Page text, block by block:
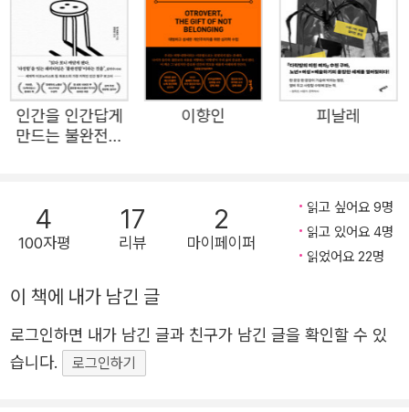
르포르타주 작가로서 독자를 감응시켜왔다. 그가 작가의 덕
목으로 ‘듣는 신체’를 각인하고 이를 공감의 이야기로 풀어
내는 겸손한 인터뷰어가 되어 다시 돌아왔다. 일하는 사람이
덜 죽고 덜 다치는 세상을 위한 전태일의료센터 건립 캠페인
의 일환으로 <시사인>에 2024년부터 1년 6개월간 연재한
평범한 사람을 주인공으로, 인터뷰이가 좋아하는 음식을 나
눠 먹으며 17회에 걸쳐 진행한 인터뷰는 녹취록만 200자 원
의 이야기로 어떻게 사는 것이 가치 있는 삶인지 묵직한 질
히 생계를 건사해온 노동자 17인의 육성을 통해 인간이 일로
써 다다를 수 있는 삶의 진경을 펼쳐 보인다. 하루 1700인분
인간을 인간답게
만드는 불완전함
이향인 피날레
4
100자평
17
리뷰
2
마이페이퍼
읽고 싶어요 9명
읽고 있어요 4명
읽었어요 22명
이 책에 내가 남긴 글
로그인하면 내가 남긴 글과 친구가 남긴 글을 확인할 수 있
습니다.
로그인하기